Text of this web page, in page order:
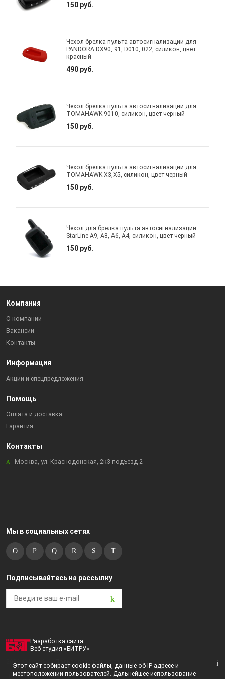
150 руб.
Чехол брелка пульта автосигнализации для
PANDORA DX90, 91, D010, 022, силикон, цвет
красный
490 руб.
Чехол брелка пульта автосигнализации для
TOMAHAWK 9010, силикон, цвет черный
150 руб.
Чехол брелка пульта автосигнализации для
TOMAHAWK X3,X5, силикон, цвет черный
150 руб.
Чехол для брелка пульта автосигнализации
StarLine A9, A8, A6, A4, силикон, цвет черный
150 руб.
Компания
О компании
Вакансии
Контакты
Информация
Акции и спецпредложения
Помощь
Оплата и доставка
Гарантия
Контакты
Москва, ул. Краснодонская, 2к3 подъезд 2
Мы в социальных сетях
Подписывайтесь на рассылку
Разработка сайта:
Веб-студия «БИТРУ»
2023 © i-market |
Пользовательское соглашение
Политика конфиденциальности
Этот сайт собирает cookie-файлы, данные об IP-адресе и
местоположении пользователей. Дальнейшее использование